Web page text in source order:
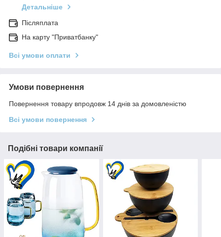
Детальніше
Післяплата
На карту "Приватбанку"
Всі умови оплати
Умови повернення
Повернення товару впродовж 14 днів за домовленістю
Всі умови повернення
Подібні товари компанії